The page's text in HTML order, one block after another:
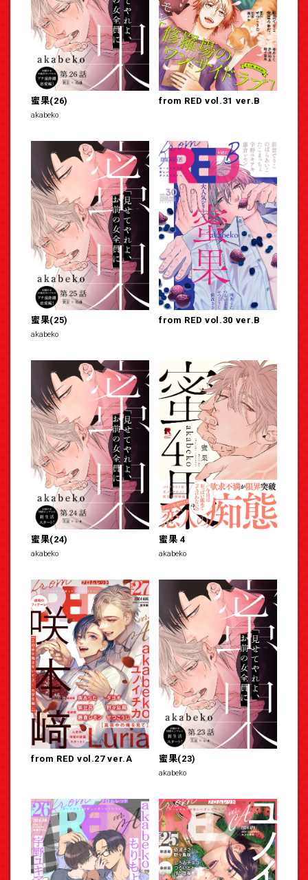
蜜果(26)
akabeko
from RED vol.31 ver.B
蜜果(25)
akabeko
from RED vol.30 ver.B
蜜果(24)
akabeko
蜜果 4
akabeko
from RED vol.27 ver.A 蜜果(23)
akabeko